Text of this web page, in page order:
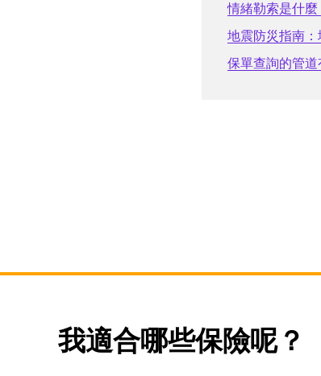
情緒勒索是什麼
地震防災指南
保單查詢的管
我適合哪些保險呢？